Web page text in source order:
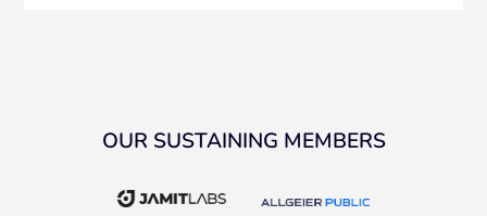
OUR SUSTAINING MEMBERS